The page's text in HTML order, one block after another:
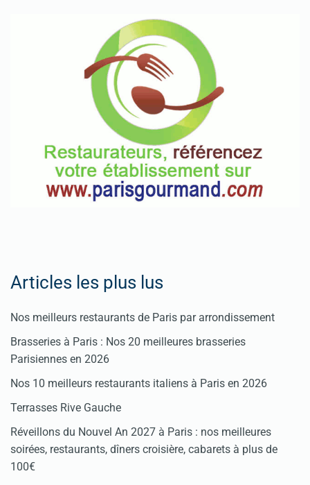
Articles les plus lus
Nos meilleurs restaurants de Paris par arrondissement
Brasseries à Paris : Nos 20 meilleures brasseries
Parisiennes en 2026
Nos 10 meilleurs restaurants italiens à Paris en 2026
Terrasses Rive Gauche
Réveillons du Nouvel An 2027 à Paris : nos meilleures
soirées, restaurants, dîners croisière, cabarets à plus de
100€